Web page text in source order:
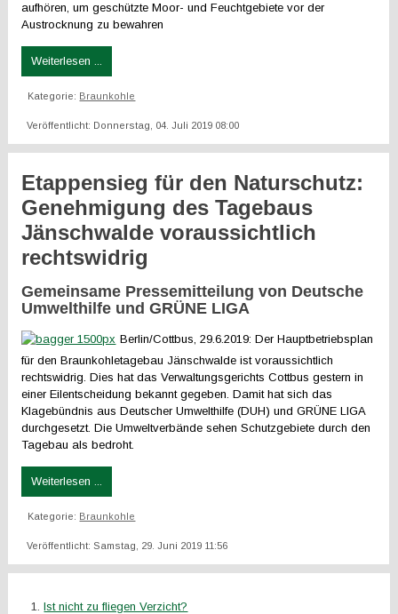
aufhören, um geschützte Moor- und Feuchtgebiete vor der
Austrocknung zu bewahren
Weiterlesen ...
Kategorie: Braunkohle
Veröffentlicht: Donnerstag, 04. Juli 2019 08:00
Etappensieg für den Naturschutz:
Genehmigung des Tagebaus
Jänschwalde voraussichtlich
rechtswidrig
Gemeinsame Pressemitteilung von Deutsche
Umwelthilfe und GRÜNE LIGA
Berlin/Cottbus, 29.6.2019: Der Hauptbetriebsplan
für den Braunkohletagebau Jänschwalde ist voraussichtlich
rechtswidrig. Dies hat das Verwaltungsgerichts Cottbus gestern in
einer Eilentscheidung bekannt gegeben. Damit hat sich das
Klagebündnis aus Deutscher Umwelthilfe (DUH) und GRÜNE LIGA
durchgesetzt. Die Umweltverbände sehen Schutzgebiete durch den
Tagebau als bedroht.
Weiterlesen ...
Kategorie: Braunkohle
Veröffentlicht: Samstag, 29. Juni 2019 11:56
Ist nicht zu fliegen Verzicht?